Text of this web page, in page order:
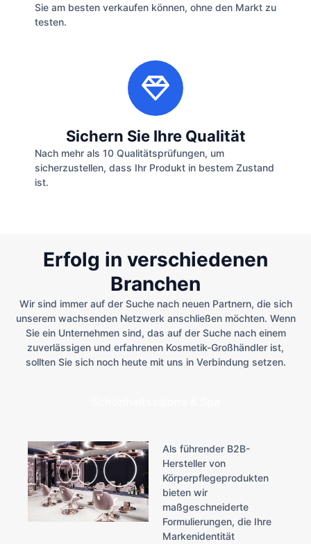
Sie am besten verkaufen können, ohne den Markt zu
testen.
Sichern Sie Ihre Qualität
Nach mehr als 10 Qualitätsprüfungen, um
sicherzustellen, dass Ihr Produkt in bestem Zustand
ist.
Erfolg in verschiedenen
Branchen
Wir sind immer auf der Suche nach neuen Partnern, die sich
unserem wachsenden Netzwerk anschließen möchten. Wenn
Sie ein Unternehmen sind, das auf der Suche nach einem
zuverlässigen und erfahrenen Kosmetik-Großhändler ist,
sollten Sie sich noch heute mit uns in Verbindung setzen.
Als führender B2B-
Hersteller von
Körperpflegeprodukten
bieten wir
maßgeschneiderte
Formulierungen, die Ihre
Markenidentität